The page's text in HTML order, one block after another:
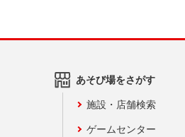
あそび場をさがす
施設・店舗検索
ゲームセンター